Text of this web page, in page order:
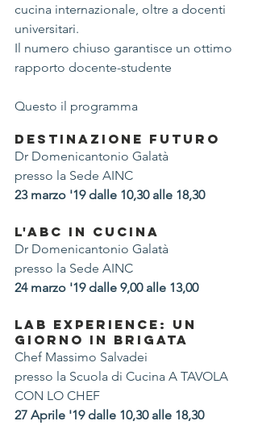
cucina internazionale, oltre a docenti
universitari.
Il numero chiuso garantisce un ottimo
rapporto docente-studente
Questo il programma
DESTINAZIONE FUTURO
Dr Domenicantonio Galatà
presso la Sede AINC
23 marzo '19 dalle 10,30 alle 18,30
L'ABC in CUCINA
Dr Domenicantonio Galatà
presso la Sede AINC
24 marzo '19 dalle 9,00 alle 13,00
LAB EXPERIENCE: UN
GIORNO IN BRIGATA
Chef Massimo Salvadei
presso la Scuola di Cucina A TAVOLA
CON LO CHEF
27 Aprile '19 dalle 10,30 alle 18,30